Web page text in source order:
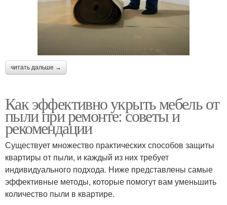
читать дальше →
Как эффективно укрыть мебель от
пыли при ремонте: советы и
рекомендации
Существует множество практических способов защиты
квартиры от пыли, и каждый из них требует
индивидуального подхода. Ниже представлены самые
эффективные методы, которые помогут вам уменьшить
количество пыли в квартире.